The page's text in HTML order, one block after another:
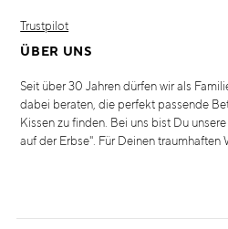
Trustpilot
ÜBER UNS
Seit über 30 Jahren dürfen wir als
dabei beraten, die perfekt passende
Kissen zu finden. Bei uns bist Du
auf der Erbse". Für Deinen traumhaften